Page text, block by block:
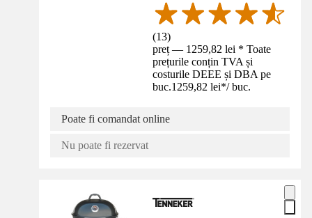
(13)
preț — 1259,82 lei * Toate
prețurile conțin TVA și
costurile DEEE și DBA pe
buc.1259,82 lei*/ buc.
Poate fi comandat online
Nu poate fi rezervat